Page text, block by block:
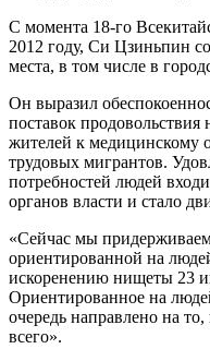
С момента 18-го
2012 году, Си Цзиньпин
места, в том числе в
Он выразил
поставок
жителей к медицинскому
трудовых мигрантов.
потребностей людей
органов власти и стало
«Сейчас мы
ориентированной на
искоренению нищеты 23
Ориентированное на
очередь направлено на
всего».